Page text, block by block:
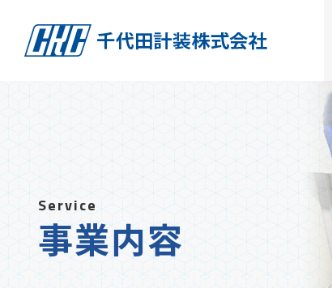
Service
事業内容